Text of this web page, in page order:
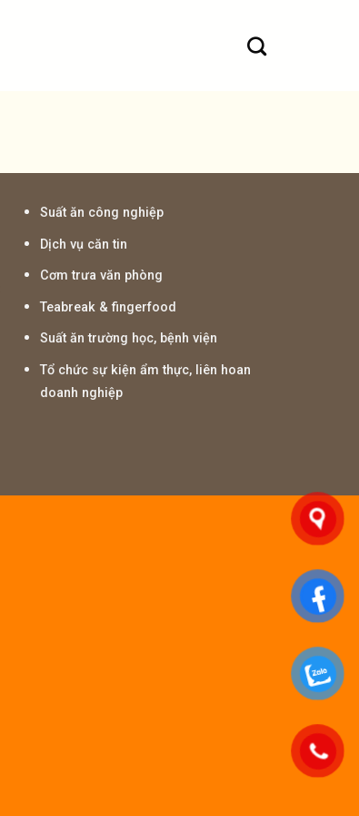
Suất ăn công nghiệp
Dịch vụ căn tin
Cơm trưa văn phòng
Teabreak & fingerfood
Suất ăn trường học, bệnh viện
Tổ chức sự kiện ẩm thực, liên hoan
doanh nghiệp